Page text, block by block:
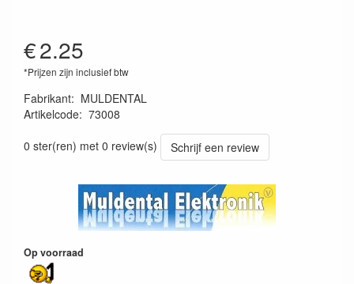
€2.25
*Prijzen zijn inclusief btw
Fabrikant: MULDENTAL
Artikelcode: 73008
0 ster(ren) met 0 review(s)
Schrijf een review
Op voorraad